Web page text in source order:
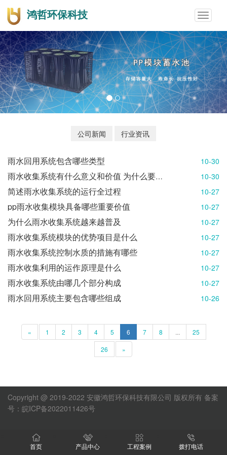
鸿哲环保科技
Toggle
公司新闻 行业资讯
雨水回用系统包含哪些类型
10-30
雨水收集系统有什么意义和价值 为什么要做雨水收集
10-30
简述雨水收集系统的运行全过程 10-27
pp雨水收集模块具备哪些重要价值 10-27
为什么雨水收集系统越来越普及 10-27
雨水收集系统模块的优势项目是什么 10-27
雨水收集系统控制水质的措施有哪些 10-27
雨水收集利用的运作原理是什么 10-27
雨水收集系统由哪几个部分构成 10-27
雨水回用系统主要包含哪些组成 10-26
« 1 2 3 4 5 6 7 8 ...
25
26
»
Copyright @ 2019-2022 安徽鸿哲环保科技有限公司 版权所有 备案
号：皖ICP备2022011426号
首页 产品中心 工程案例 拨打电话